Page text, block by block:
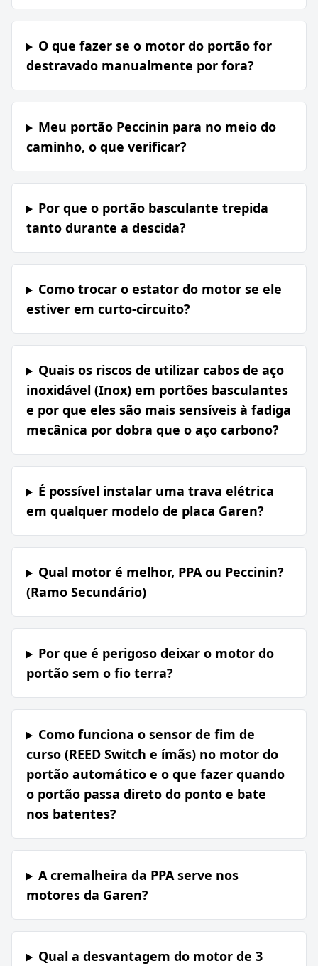
O que fazer se o motor do portão for
destravado manualmente por fora?
Meu portão Peccinin para no meio do
caminho, o que verificar?
Por que o portão basculante trepida
tanto durante a descida?
Como trocar o estator do motor se ele
estiver em curto-circuito?
Quais os riscos de utilizar cabos de aço
inoxidável (Inox) em portões basculantes
e por que eles são mais sensíveis à fadiga
mecânica por dobra que o aço carbono?
É possível instalar uma trava elétrica
em qualquer modelo de placa Garen?
Qual motor é melhor, PPA ou Peccinin?
(Ramo Secundário)
Por que é perigoso deixar o motor do
portão sem o fio terra?
Como funciona o sensor de fim de
curso (REED Switch e ímãs) no motor do
portão automático e o que fazer quando
o portão passa direto do ponto e bate
nos batentes?
A cremalheira da PPA serve nos
motores da Garen?
Qual a desvantagem do motor de 3